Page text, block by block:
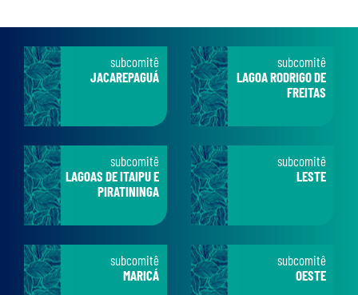
subcomitê
JACAREPAGUÁ
subcomitê
LAGOA RODRIGO DE
FREITAS
subcomitê
LAGOAS DE ITAIPU E
PIRATININGA
subcomitê
LESTE
subcomitê
MARICÁ
subcomitê
OESTE